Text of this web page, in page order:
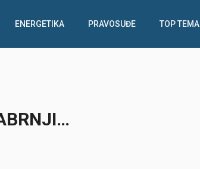
ENERGETIKA PRAVOSUĐE TOP TEMA